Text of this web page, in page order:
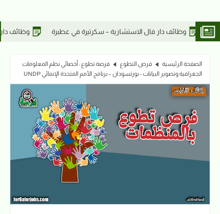
سكرتيرة في عطبرة وظائف دار فال الاستشارية – أخصائي مدني في
الصفحة الرئيسية فرص التطوع
فرصة تطوع : أخصائي نظم المعلومات
الجغرافية وتصوير البيانات - بورتسودان – برنامج الأمم المتحدة الإنمائي UNDP